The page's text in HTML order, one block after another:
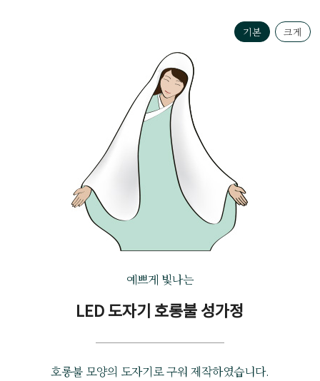
기본 크게
예쁘게 빛나는
LED 도자기 호롱불 성가정
호롱불 모양의 도자기로 구워 제작하였습니다.